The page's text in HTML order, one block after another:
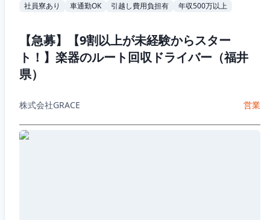
社員寮あり 車通勤OK 引越し費用負担有 年収500万以上
【急募】【9割以上が未経験からスター
ト！】楽器のルート回収ドライバー（福井
県）
株式会社GRACE 営業